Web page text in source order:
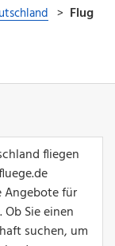
fliegen
Angebote für
Sie einen
suchen, um